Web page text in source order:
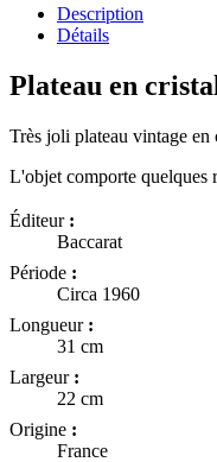
Description
Détails
Plateau en
Très joli plateau vintage en
L'objet comporte quelques
Éditeur :
Baccarat
Période :
Circa 1960
Longueur :
31 cm
Largeur :
22 cm
Origine :
France